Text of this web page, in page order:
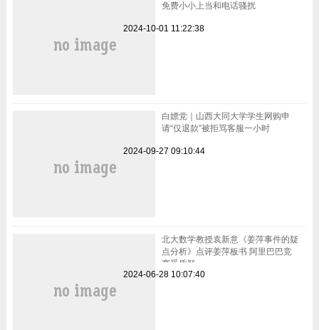
免费小小上当和电话骚扰
2024-10-01 11:22:38
白嫖党｜山西大同大学学生网购申
请“仅退款”被拒骂客服一小时
2024-09-27 09:10:44
北大数学教授袁新意《姜萍事件的疑
点分析》点评姜萍板书 阿里巴巴竞
赛受质疑
2024-06-28 10:07:40